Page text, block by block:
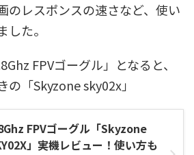
のレスポンスの速さなど、使い
た。
FPVゴーグル」となると、
の「Skyzone sky02x」
FPVゴーグル「Skyzone
」実機レビュー！使い方も